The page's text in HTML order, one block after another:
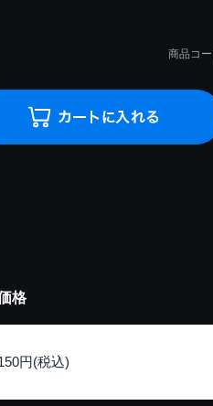
商品コ
格
円(税込)